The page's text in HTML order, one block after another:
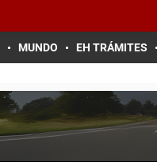
MUNDO EH TRÁMITES